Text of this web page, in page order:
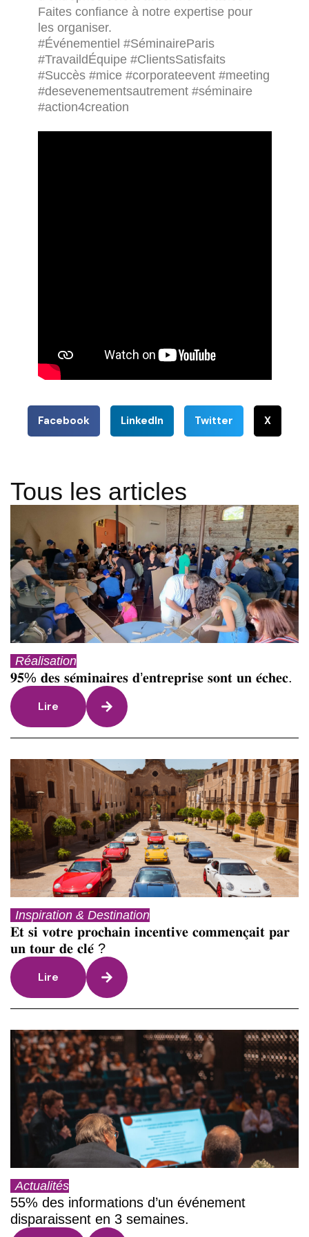
Faites confiance à notre expertise pour
les organiser.
#Événementiel #SéminaireParis
#TravaildÉquipe #ClientsSatisfaits
#Succès #mice #corporateevent #meeting
#desevenementsautrement #séminaire
#action4creation
Facebook LinkedIn Twitter X
Tous les articles
Réalisation
𝟗𝟓% 𝐝𝐞𝐬 𝐬𝐞́𝐦𝐢𝐧𝐚𝐢𝐫𝐞𝐬 𝐝’𝐞𝐧𝐭𝐫𝐞𝐩𝐫𝐢𝐬𝐞 𝐬𝐨𝐧𝐭 𝐮𝐧 𝐞́𝐜𝐡𝐞𝐜.
Lire
Inspiration & Destination
𝐄𝐭 𝐬𝐢 𝐯𝐨𝐭𝐫𝐞 𝐩𝐫𝐨𝐜𝐡𝐚𝐢𝐧 𝐢𝐧𝐜𝐞𝐧𝐭𝐢𝐯𝐞 𝐜𝐨𝐦𝐦𝐞𝐧𝐜̧𝐚𝐢𝐭 𝐩𝐚𝐫
𝐮𝐧 𝐭𝐨𝐮𝐫 𝐝𝐞 𝐜𝐥𝐞́ ?
Lire
Actualités
55% des informations d’un événement
disparaissent en 3 semaines.